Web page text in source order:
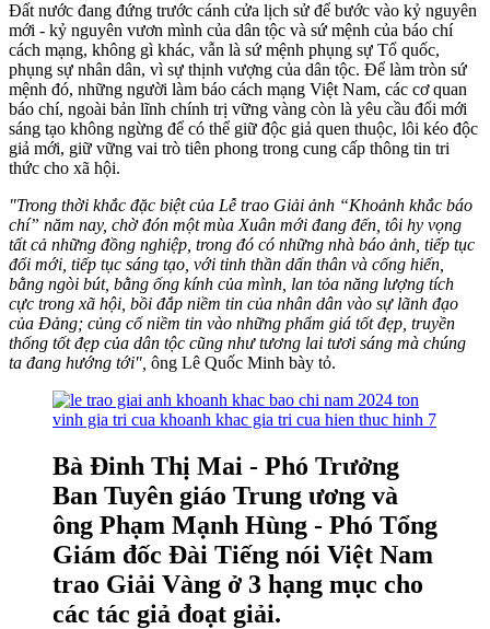
Đất nước đang đứng trước cánh cửa lịch sử để bước vào kỷ nguyên
mới - kỷ nguyên vươn mình của dân tộc và sứ mệnh của báo chí
cách mạng, không gì khác, vẫn là sứ mệnh phụng sự Tổ quốc,
phụng sự nhân dân, vì sự thịnh vượng của dân tộc. Để làm tròn sứ
mệnh đó, những người làm báo cách mạng Việt Nam, các cơ quan
báo chí, ngoài bản lĩnh chính trị vững vàng còn là yêu cầu đổi mới
sáng tạo không ngừng để có thể giữ độc giả quen thuộc, lôi kéo độc
giả mới, giữ vững vai trò tiên phong trong cung cấp thông tin tri
thức cho xã hội.
"Trong thời khắc đặc biệt của Lễ trao Giải ảnh “Khoảnh khắc báo
chí” năm nay, chờ đón một mùa Xuân mới đang đến, tôi hy vọng
tất cả những đồng nghiệp, trong đó có những nhà báo ảnh, tiếp tục
đổi mới, tiếp tục sáng tạo, với tinh thần dấn thân và cống hiến,
bằng ngòi bút, bằng ống kính của mình, lan tỏa năng lượng tích
cực trong xã hội, bồi đắp niềm tin của nhân dân vào sự lãnh đạo
của Đảng; củng cố niềm tin vào những phẩm giá tốt đẹp, truyền
thống tốt đẹp của dân tộc cũng như tương lai tươi sáng mà chúng
ta đang hướng tới", ông Lê Quốc Minh bày tỏ.
Bà Đinh Thị Mai - Phó Trưởng
Ban Tuyên giáo Trung ương và
ông Phạm Mạnh Hùng - Phó Tổng
Giám đốc Đài Tiếng nói Việt Nam
trao Giải Vàng ở 3 hạng mục cho
các tác giả đoạt giải.